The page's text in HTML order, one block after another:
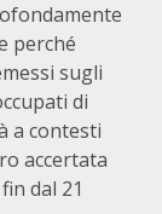
perché
sugli
di
a contesti
accertata
dal 21